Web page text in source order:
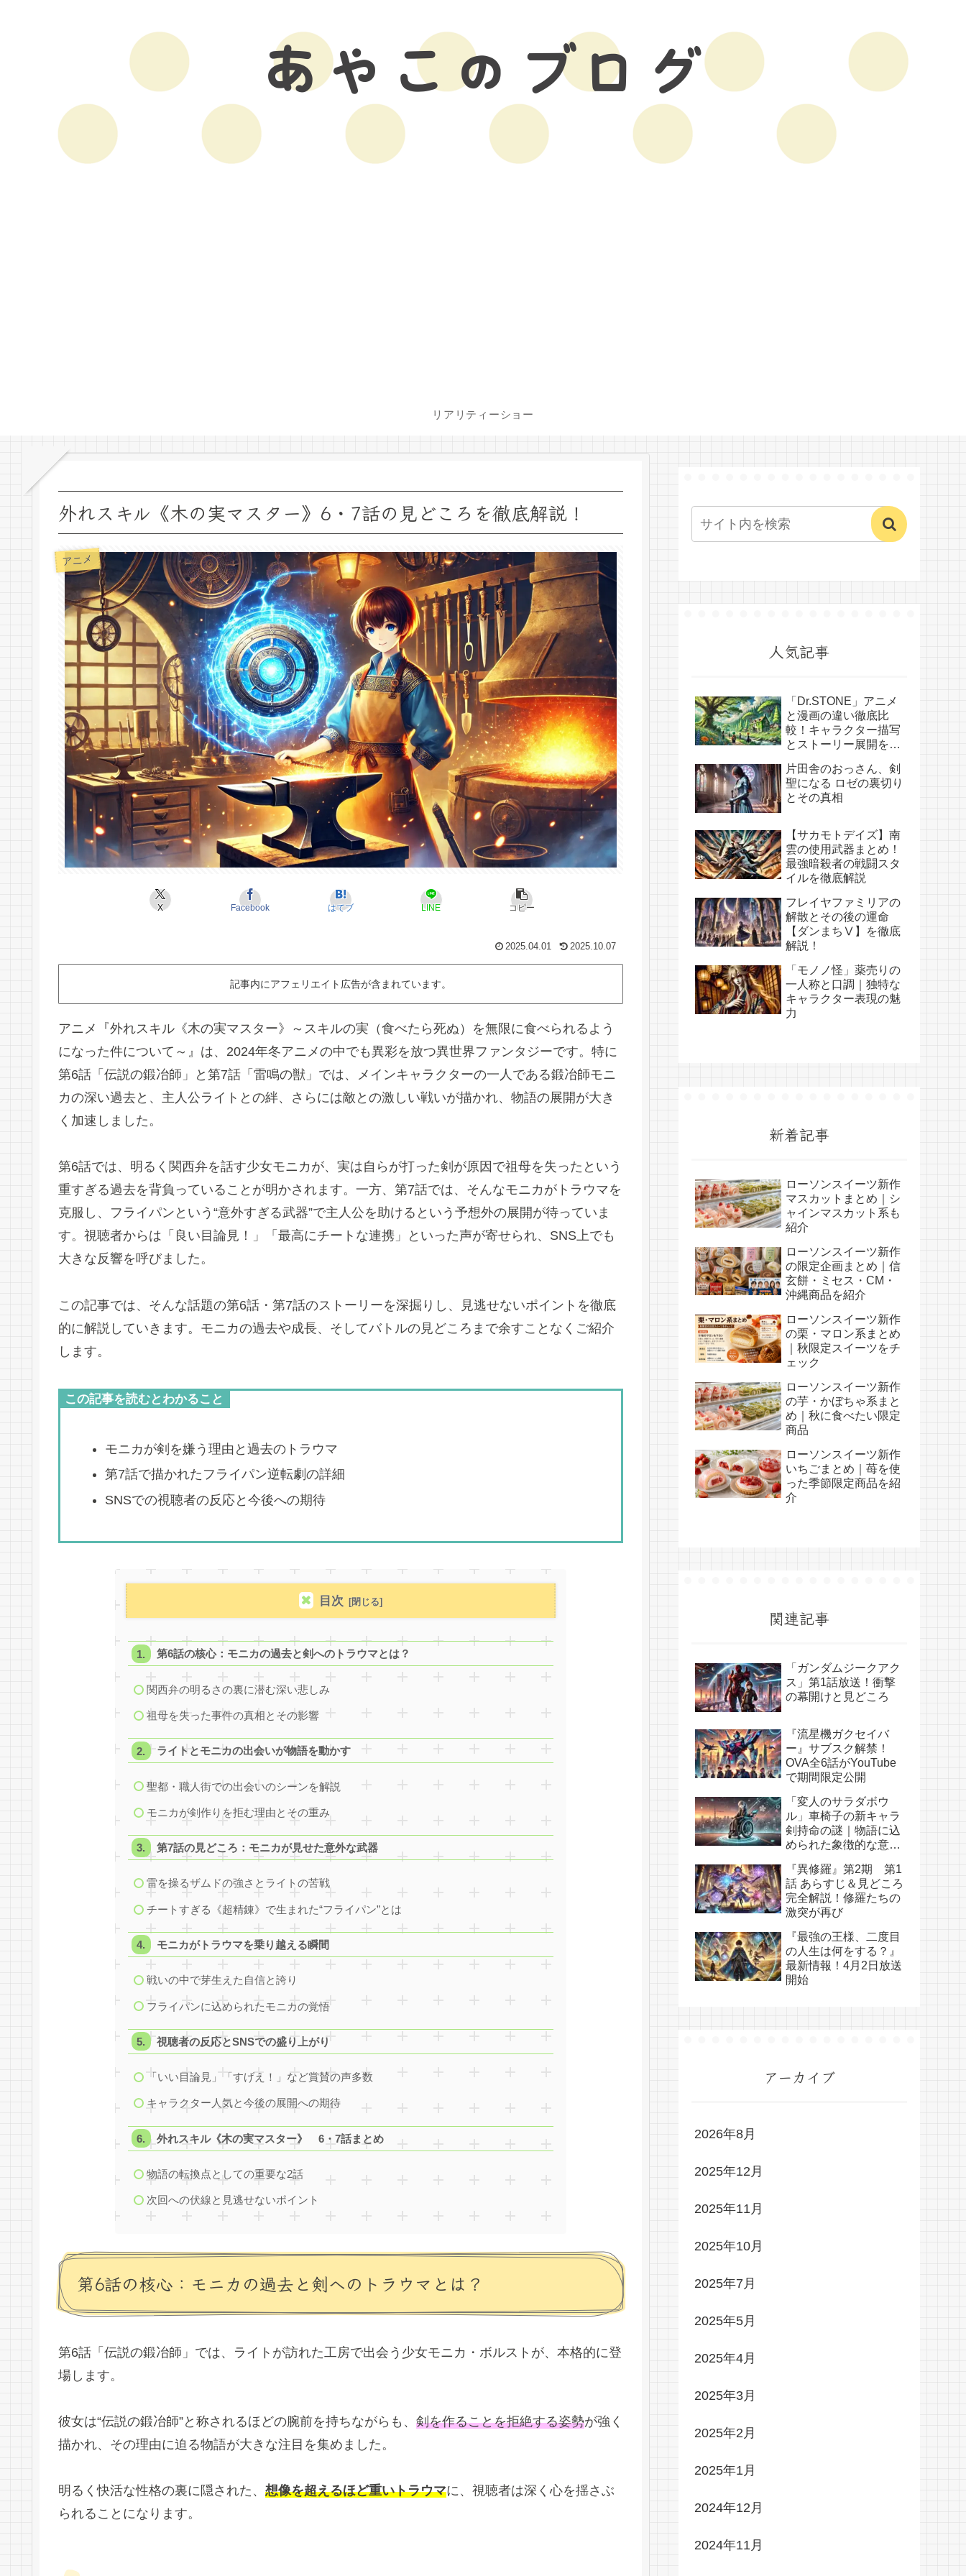
リアリティーショー
外れスキル《木の実マスター》6・7話の見どころを徹底解説！
アニメ
X Facebook はてブ LINE コピー
2025.04.01 2025.10.07
記事内にアフェリエイト広告が含まれています。
アニメ『外れスキル《木の実マスター》～スキルの実（食べたら死ぬ）を無限に食べられるよう
になった件について～』は、2024年冬アニメの中でも異彩を放つ異世界ファンタジーです。特に
第6話「伝説の鍛冶師」と第7話「雷鳴の獣」では、メインキャラクターの一人である鍛冶師モニ
カの深い過去と、主人公ライトとの絆、さらには敵との激しい戦いが描かれ、物語の展開が大き
く加速しました。
第6話では、明るく関西弁を話す少女モニカが、実は自らが打った剣が原因で祖母を失ったという
重すぎる過去を背負っていることが明かされます。一方、第7話では、そんなモニカがトラウマを
克服し、フライパンという“意外すぎる武器”で主人公を助けるという予想外の展開が待っていま
す。視聴者からは「良い目論見！」「最高にチートな連携」といった声が寄せられ、SNS上でも
大きな反響を呼びました。
この記事では、そんな話題の第6話・第7話のストーリーを深掘りし、見逃せないポイントを徹底
的に解説していきます。モニカの過去や成長、そしてバトルの見どころまで余すことなくご紹介
します。
この記事を読むとわかること
モニカが剣を嫌う理由と過去のトラウマ
第7話で描かれたフライパン逆転劇の詳細
SNSでの視聴者の反応と今後への期待
目次
第6話の核心：モニカの過去と剣へのトラウマとは？
関西弁の明るさの裏に潜む深い悲しみ
祖母を失った事件の真相とその影響
ライトとモニカの出会いが物語を動かす
聖都・職人街での出会いのシーンを解説
モニカが剣作りを拒む理由とその重み
第7話の見どころ：モニカが見せた意外な武器
雷を操るザムドの強さとライトの苦戦
チートすぎる《超精錬》で生まれた“フライパン”とは
モニカがトラウマを乗り越える瞬間
戦いの中で芽生えた自信と誇り
フライパンに込められたモニカの覚悟
視聴者の反応とSNSでの盛り上がり
「いい目論見」「すげえ！」など賞賛の声多数
キャラクター人気と今後の展開への期待
外れスキル《木の実マスター》 6・7話まとめ
物語の転換点としての重要な2話
次回への伏線と見逃せないポイント
第6話の核心：モニカの過去と剣へのトラウマとは？
第6話「伝説の鍛冶師」では、ライトが訪れた工房で出会う少女モニカ・ボルストが、本格的に登
場します。
彼女は“伝説の鍛冶師”と称されるほどの腕前を持ちながらも、 剣を作ることを拒絶する姿勢が強く
描かれ、その理由に迫る物語が大きな注目を集めました。
明るく快活な性格の裏に隠された、 想像を超えるほど重いトラウマに、視聴者は深く心を揺さぶ
られることになります。
人気記事
「Dr.STONE」アニメ
と漫画の違い徹底比
較！キャラクター描写
とストーリー展開を解
片田舎のおっさん、剣
聖になる ロゼの裏切り
とその真相
【サカモトデイズ】南
雲の使用武器まとめ！
最強暗殺者の戦闘スタ
イルを徹底解説
フレイヤファミリアの
解散とその後の運命
【ダンまちⅤ】を徹底
解説！
「モノノ怪」薬売りの
一人称と口調｜独特な
キャラクター表現の魅
力
新着記事
ローソンスイーツ新作
マスカットまとめ｜シ
ャインマスカット系も
紹介
ローソンスイーツ新作
の限定企画まとめ｜信
玄餅・ミセス・CM・
沖縄商品を紹介
ローソンスイーツ新作
の栗・マロン系まとめ
｜秋限定スイーツをチ
ェック
ローソンスイーツ新作
の芋・かぼちゃ系まと
め｜秋に食べたい限定
商品
ローソンスイーツ新作
いちごまとめ｜苺を使
った季節限定商品を紹
介
関連記事
「ガンダムジークアク
ス」第1話放送！衝撃
の幕開けと見どころ
『流星機ガクセイバ
ー』サブスク解禁！
OVA全6話がYouTube
で期間限定公開
「変人のサラダボウ
ル」車椅子の新キャラ
剣持命の謎｜物語に込
められた象徴的な意味
『異修羅』第2期 第1
話 あらすじ＆見どころ
完全解説！修羅たちの
激突が再び
『最強の王様、二度目
の人生は何をする？』
最新情報！4月2日放送
開始
アーカイブ
2026年8月
2025年12月
2025年11月
2025年10月
2025年7月
2025年5月
2025年4月
2025年3月
2025年2月
2025年1月
2024年12月
2024年11月